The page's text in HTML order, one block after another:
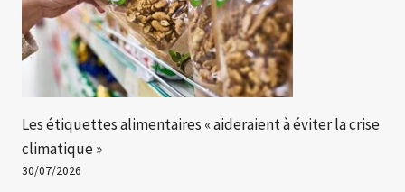
Les étiquettes alimentaires « aideraient à éviter la crise
climatique »
30/07/2026